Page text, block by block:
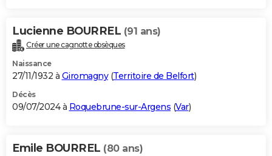
Lucienne BOURREL (91 ans)
Créer une cagnotte obsèques
Naissance
27/11/1932 à Giromagny(Territoire de Belfort)
Décès
09/07/2024 à Roquebrune-sur-Argens (Var)
Emile BOURREL (80 ans)